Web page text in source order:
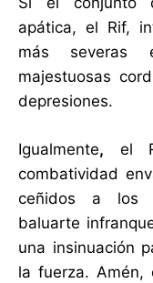
apática, el Rif,
más severas
majestuosas
depresiones.
Igualmente, el
combatividad
ceñidos a los
baluarte
una insinuación
la fuerza. Amén,